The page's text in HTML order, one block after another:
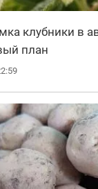
клубники в
план